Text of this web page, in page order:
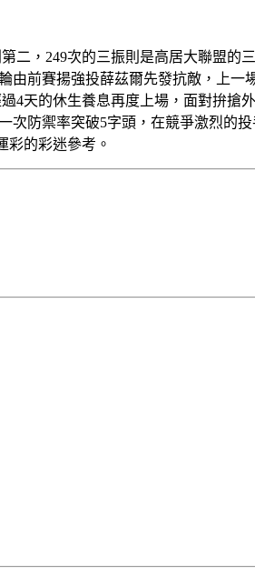
二，249次的三振則是高居大聯盟的
由前賽揚強投薛茲爾先發抗敵，上一
4天的休生養息再度上場，面對拚搶
次防禦率突破5字頭，在競爭激烈的
彩的彩迷參考。